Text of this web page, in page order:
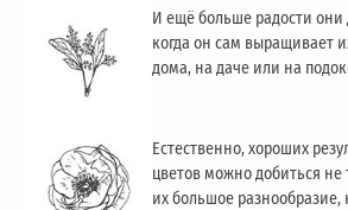
И ещё больше радости они
когда он сам выращивает
дома, на даче или на
Естественно, хороших
цветов можно добиться не
их большое разнообразие,